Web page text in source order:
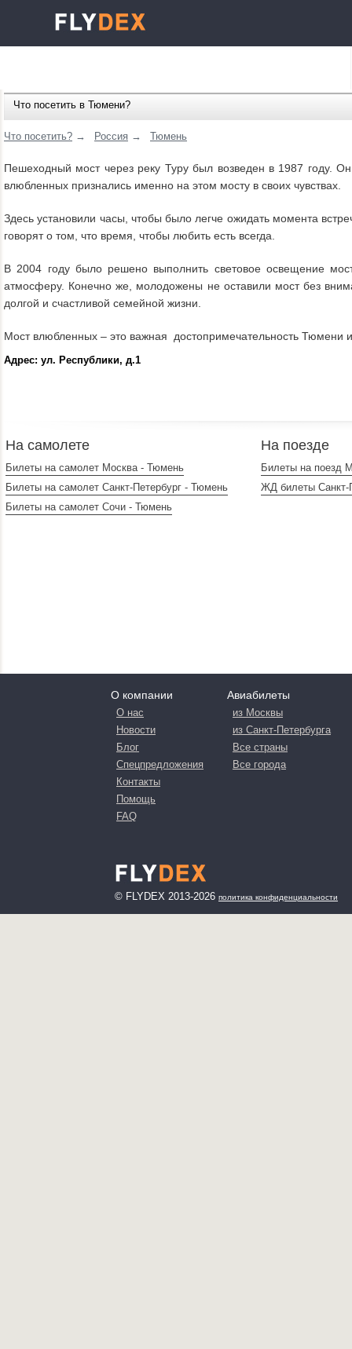
Что посетить в Тюмени?
Что посетить? → Россия → Тюмень
Пешеходный мост через реку Туру был возведен в 1987 году.
влюбленных признались именно на этом мосту в своих чувствах.
Здесь установили часы, чтобы было легче ожидать момента
говорят о том, что время, чтобы любить есть всегда.
В 2004 году было решено выполнить световое освещение
атмосферу. Конечно же, молодожены не оставили мост без
долгой и счастливой семейной жизни.
Мост влюбленных – это важная достопримечательность
Адрес: ул. Республики, д.1
На самолете
Билеты на самолет Москва - Тюмень
Билеты на самолет Санкт-Петербург - Тюмень
Билеты на самолет Сочи - Тюмень
На поезде
Билеты на поезд
ЖД билеты Санкт-
О компании
О нас
Новости
Блог
Спецпредложения
Контакты
Помощь
FAQ
Авиабилеты
из Москвы
из Санкт-Петербурга
Все страны
Все города
© FLYDEX 2013-2026 политика конфиденциальности